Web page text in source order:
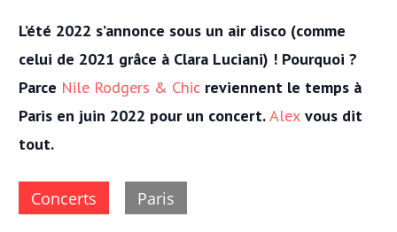
L’été 2022 s’annonce sous un air disco (comme
celui de 2021 grâce à Clara Luciani) ! Pourquoi ?
Parce Nile Rodgers & Chic reviennent le temps à
Paris en juin 2022 pour un concert.Alex vous dit
tout.
Concerts Paris